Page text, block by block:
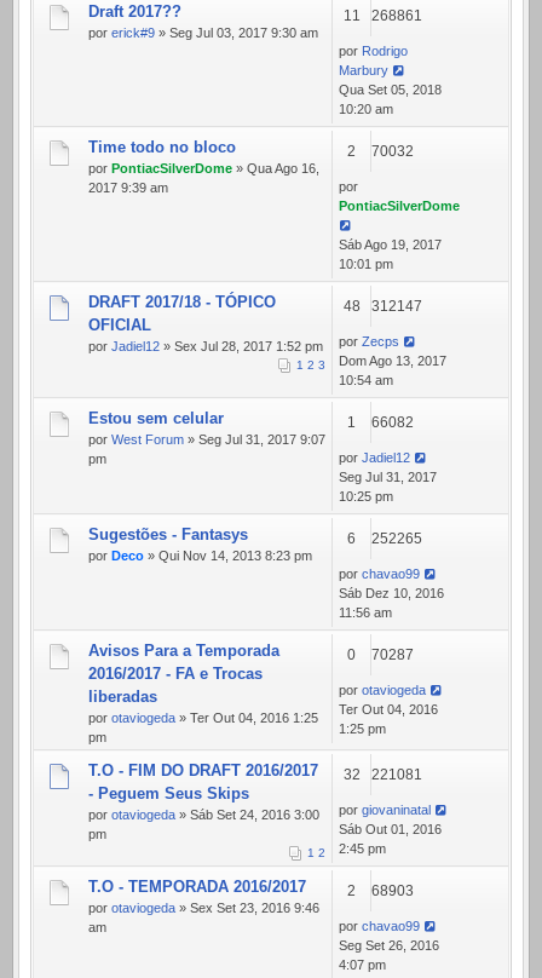
Draft 2017??
por erick#9 » Seg Jul 03, 2017 9:30 am
11 268861
por Rodrigo
Marbury
Qua Set 05, 2018
10:20 am
Time todo no bloco
por PontiacSilverDome » Qua Ago 16,
2017 9:39 am
2 70032
por
PontiacSilverDome
Sáb Ago 19, 2017
10:01 pm
DRAFT 2017/18 - TÓPICO
OFICIAL
por Jadiel12 » Sex Jul 28, 2017 1:52 pm
1 2 3
48 312147
por Zecps
Dom Ago 13, 2017
10:54 am
Estou sem celular
por West Forum » Seg Jul 31, 2017 9:07
pm
1 66082
por Jadiel12
Seg Jul 31, 2017
10:25 pm
Sugestões - Fantasys
por Deco » Qui Nov 14, 2013 8:23 pm
6 252265
por chavao99
Sáb Dez 10, 2016
11:56 am
Avisos Para a Temporada
2016/2017 - FA e Trocas
liberadas
por otaviogeda » Ter Out 04, 2016 1:25
pm
0 70287
por otaviogeda
Ter Out 04, 2016
1:25 pm
T.O - FIM DO DRAFT 2016/2017
- Peguem Seus Skips
por otaviogeda » Sáb Set 24, 2016 3:00
pm
1 2
32 221081
por giovaninatal
Sáb Out 01, 2016
2:45 pm
T.O - TEMPORADA 2016/2017
por otaviogeda » Sex Set 23, 2016 9:46
am
2 68903
por chavao99
Seg Set 26, 2016
4:07 pm